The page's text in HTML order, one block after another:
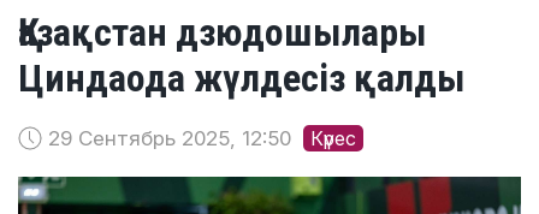
Қазақстан дзюдошылары
Циндаода жүлдесіз қалды
29 Сентябрь 2025, 12:50 Күрес